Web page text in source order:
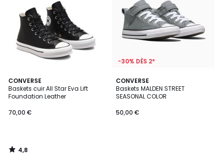
CONVERSE
Baskets cuir All Star Eva Lift
Foundation Leather
70,00 €
4,8
/ 5
4,8
/
-30% DÈS 2*
CONVERSE
Baskets MALDEN STREET
SEASONAL COLOR
50,00 €